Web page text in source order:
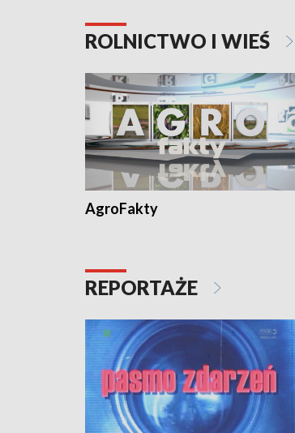
ROLNICTWO I WIEŚ
AgroFakty
REPORTAŻE